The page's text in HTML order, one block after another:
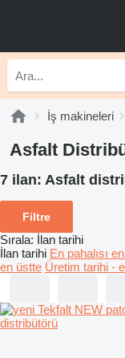
İş makineleri
Asfalt
7 ilan: Asfalt
Filtre
Sırala: İlan tarihi
İlan tarihi En pahalısı
en üstte Üretim tarihi -